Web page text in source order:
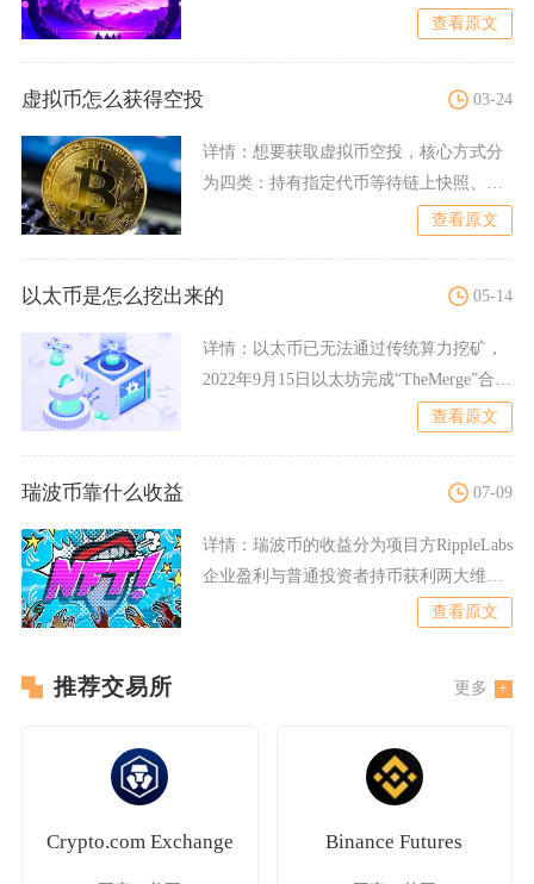
查看原文
虚拟币怎么获得空投 03-24
详情： 想要获取虚拟币空投，核心方式分
为四类：持有指定代币等待链上快照、参
查看原文
以太币是怎么挖出来的 05-14
详情： 以太币已无法通过传统算力挖矿，
2022年9月15日以太坊完成“TheMerge”合并
查看原文
瑞波币靠什么收益 07-09
详情： 瑞波币的收益分为项目方RippleLabs
企业盈利与普通投资者持币获利两大维
查看原文
推荐交易所 更多
Crypto.com Exchange Binance Futures